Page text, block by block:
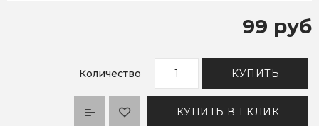
99 руб
Количество КУПИТЬ
КУПИТЬ В 1 КЛИК